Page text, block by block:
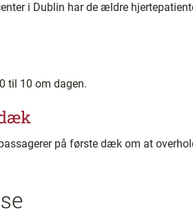
i Dublin har de ældre
til 10 om dagen.
på første dæk om at